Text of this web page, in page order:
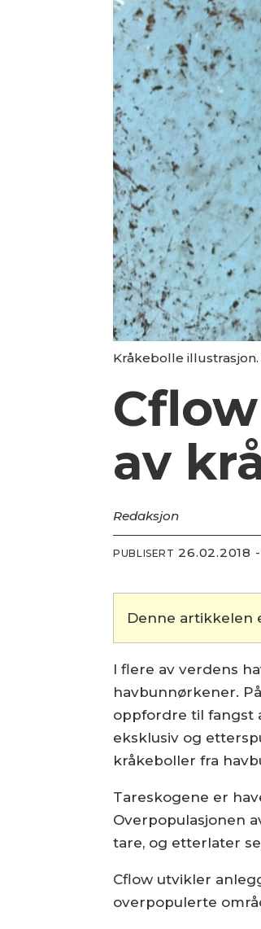
Kråkebolle illustrasjon.
av
Redaksjon
PUBLISERT 26.02.2018
Denne artikkelen
I flere av verdens
havbunnørkener.
oppfordre til fangst
eksklusiv og
kråkeboller fra
Tareskogene er
Overpopulasjonen
tare, og etterlater
Cflow utvikler
overpopulerte